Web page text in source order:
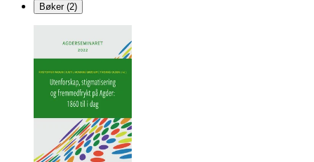
Bøker (2)